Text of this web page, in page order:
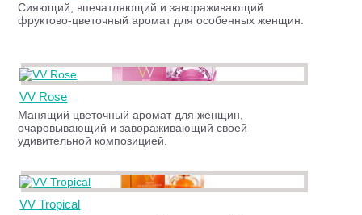
Сияющий, впечатляющий и завораживающий
фруктово-цветочный аромат для особенных женщин.
VV Rose
Манящий цветочный аромат для женщин,
очаровывающий и завораживающий своей
удивительной композицией.
VV Tropical